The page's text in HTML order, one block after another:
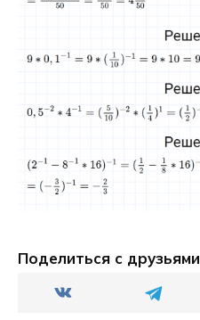
Поделиться с друзьями